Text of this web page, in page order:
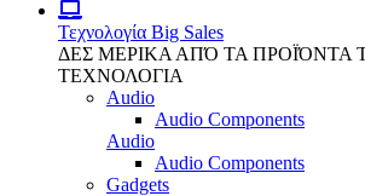
Τεχνολογία Big Sales
ΔΕΣ ΜΕΡΙΚΑ ΑΠΌ ΤΑ ΠΡΟΪΌΝΤΑ
ΤΕΧΝΟΛΟΓΙΑ
Audio
Audio Components
Audio
Audio Components
Gadgets